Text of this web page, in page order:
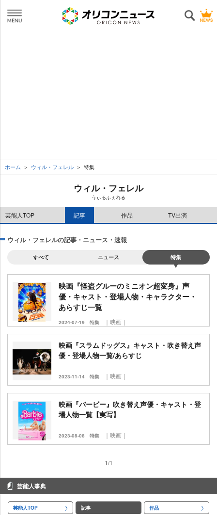
ホーム ウィル・フェレル 特集
ウィル・フェレル
うぃるふぇれる
芸能人TOP 記事 作品 TV出演
ウィル・フェレルの記事・ニュース・速報
すべて ニュース 特集
映画『怪盗グルーのミニオン超変身』声
優・キャスト・登場人物・キャラクター・
あらすじ一覧
2024-07-19 特集 ｜映画｜
映画『スラムドッグス』キャスト・吹き替え声
優・登場人物一覧/あらすじ
2023-11-14 特集 ｜映画｜
映画『バービー』吹き替え声優・キャスト・登
場人物一覧【実写】
2023-08-08 特集 ｜映画｜
1/1
芸能人事典
芸能人TOP 記事 作品